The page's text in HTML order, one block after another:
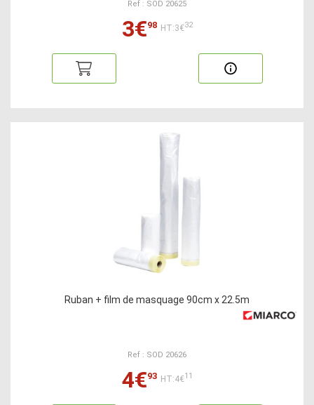
Ref : SOD 20625
3€98 HT:3€32
Ruban + film de masquage 90cm x 22.5m
Ref : SOD 20626
4€93 HT:4€11